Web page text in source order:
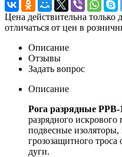
Цена действительна только
отличаться от цен в
Описание
Отзывы
Задать вопрос
Описание
Рога разрядные РРВ-
разрядного
подвесные изоляторы,
грозозащитного троса
дуги.